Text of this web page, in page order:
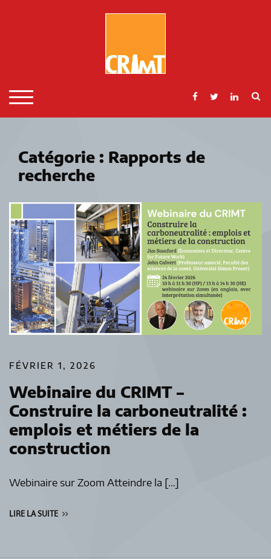
TOGGLE MOBILE MENU
Catégorie : Rapports de
recherche
FÉVRIER 1, 2026
Webinaire du CRIMT –
Construire la carboneutralité :
emplois et métiers de la
construction
Webinaire sur Zoom Atteindre la […]
LIRE LA SUITE